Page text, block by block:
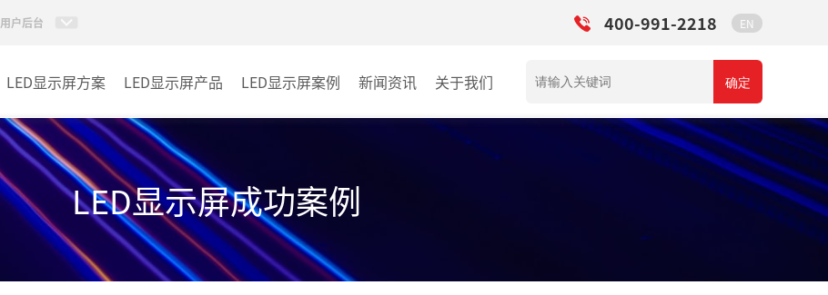
用户后台 400-991-2218 EN
LED显示屏方案 LED显示屏产品
小间距LED显示屏
室内LED显示屏
户外LED显示屏
租赁LED显示屏
LED显示屏案例
户外
其它
新闻资讯 关于我们 确定
LED显示屏成功案例